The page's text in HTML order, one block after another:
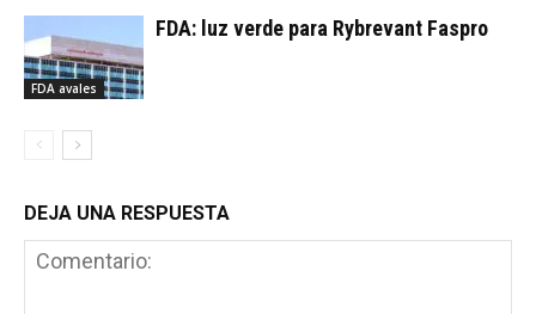
FDA avales
FDA: luz verde para Rybrevant Faspro
DEJA UNA RESPUESTA